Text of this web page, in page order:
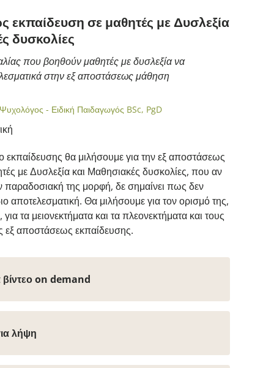
εκπαίδευση σε μαθητές με Δυσλεξία
δυσκολίες
που βοηθούν μαθητές με δυσλεξία να
στην εξ αποστάσεως μάθηση
- Ειδική Παιδαγωγός BSc, PgD
εκπαίδευσης θα μιλήσουμε για την εξ αποστάσεως
με Δυσλεξία και Μαθησιακές δυσκολίες, που αν
παραδοσιακή της μορφή, δε σημαίνει πως δεν
αποτελεσματική. Θα μιλήσουμε για τον ορισμό της,
τα μειονεκτήματα και τα πλεονεκτήματα και τους
εξ αποστάσεως εκπαίδευσης.
βίντεο on demand
λήψη